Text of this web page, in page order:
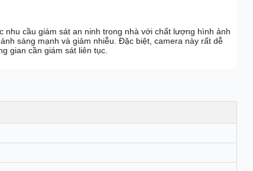
nhu cầu giám sát an ninh trong nhà với chất lượng hình ảnh
sáng mạnh và giảm nhiễu. Đặc biệt, camera này rất dễ
gian cần giám sát liên tục.